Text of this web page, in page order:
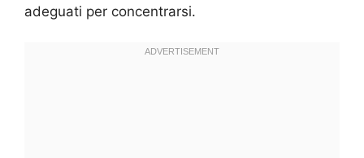
adeguati per concentrarsi.